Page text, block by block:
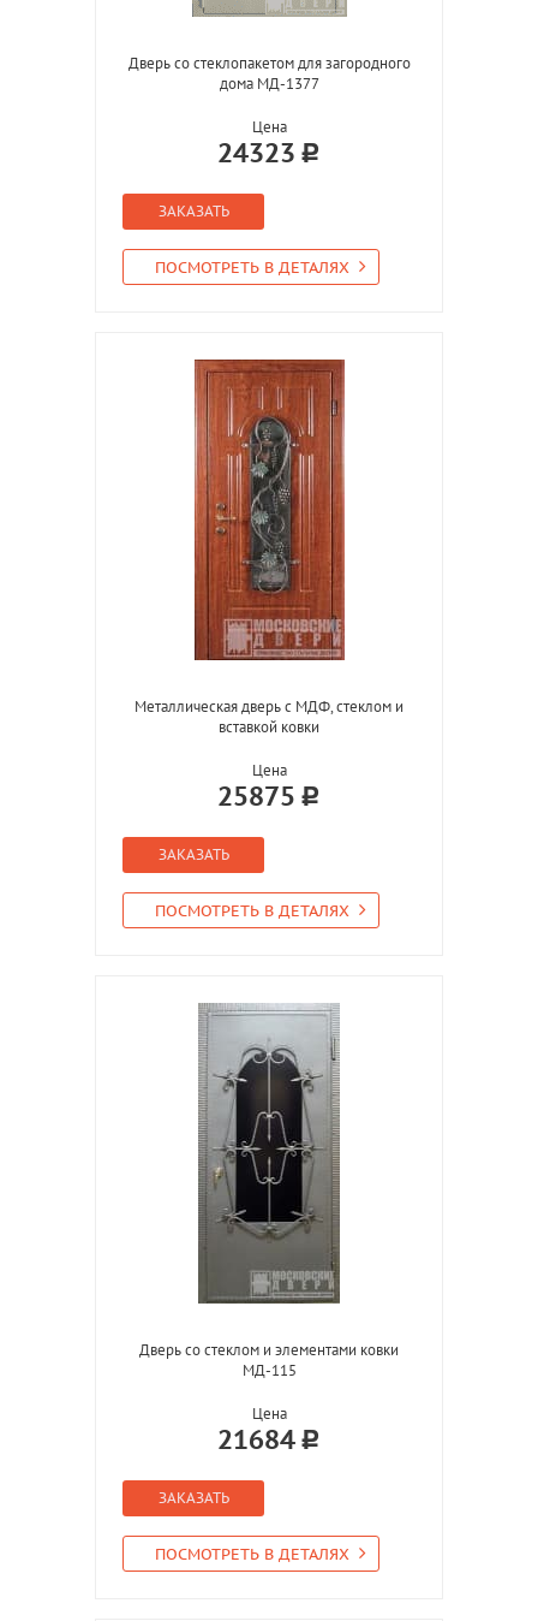
Дверь со стеклопакетом для загородного
дома МД-1377
Цена
24323
ЗАКАЗАТЬ
ПОСМОТРЕТЬ В ДЕТАЛЯХ
Металлическая дверь с МДФ, стеклом и
вставкой ковки
Цена
25875
ЗАКАЗАТЬ
ПОСМОТРЕТЬ В ДЕТАЛЯХ
Дверь со стеклом и элементами ковки
МД-115
Цена
21684
ЗАКАЗАТЬ
ПОСМОТРЕТЬ В ДЕТАЛЯХ